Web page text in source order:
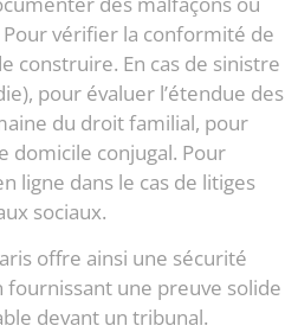
vérifier la conformité de
construire. En cas de sinistre
pour évaluer l’étendue des
du droit familial, pour
domicile conjugal. Pour
ligne dans le cas de litiges
sociaux.
offre ainsi une sécurité
une preuve solide
devant un tribunal.